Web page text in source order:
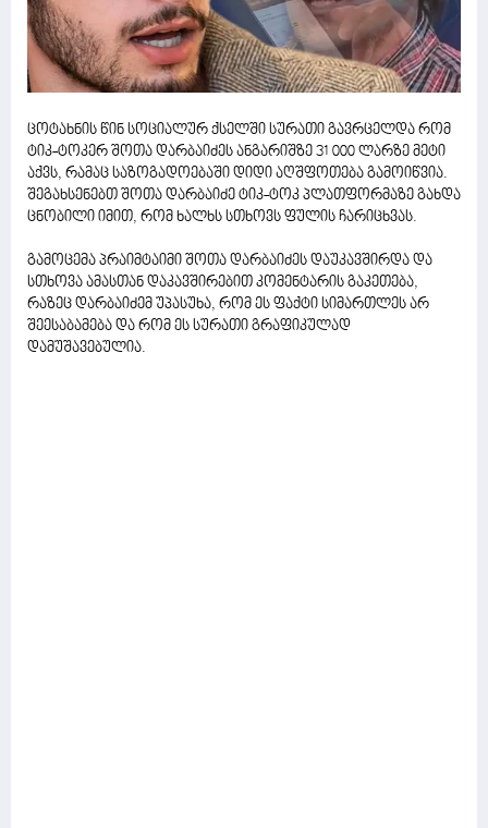
ცოტახნის წინ სოციალურ ქსელში სურათი გავრცელდა რომ
ტიკ-ტოკერ შოთა დარბაიძეს ანგარიშზე 31 000 ლარზე მეტი
აქვს, რამაც საზოგადოებაში დიდი აღშფოთება გამოიწვია.
შეგახსენებთ შოთა დარბაიძე ტიკ-ტოკ პლათფორმაზე გახდა
ცნობილი იმით, რომ ხალხს სთხოვს ფულის ჩარიცხვას.
გამოცემა პრაიმტაიმი შოთა დარბაიძეს დაუკავშირდა და
სთხოვა ამასთან დაკავშირებით კომენტარის გაკეთება,
რაზეც დარბაიძემ უპასუხა, რომ ეს ფაქტი სიმართლეს არ
შეესაბამება და რომ ეს სურათი გრაფიკულად
დამუშავებულია.